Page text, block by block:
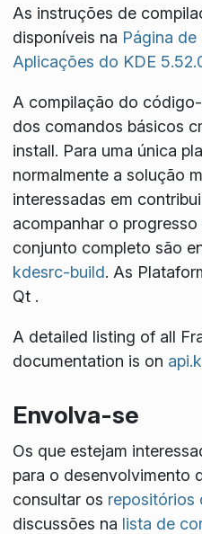
As instruções de
disponíveis na Página
Aplicações do KDE
A compilação do
dos comandos básicos
install. Para uma única
normalmente a solução
interessadas em
acompanhar o
conjunto completo são
kdesrc-build. As
Qt .
A detailed listing of all
documentation is on
Envolva-se
Os que estejam
para o desenvolvimento
consultar os repositórios
discussões na lista de